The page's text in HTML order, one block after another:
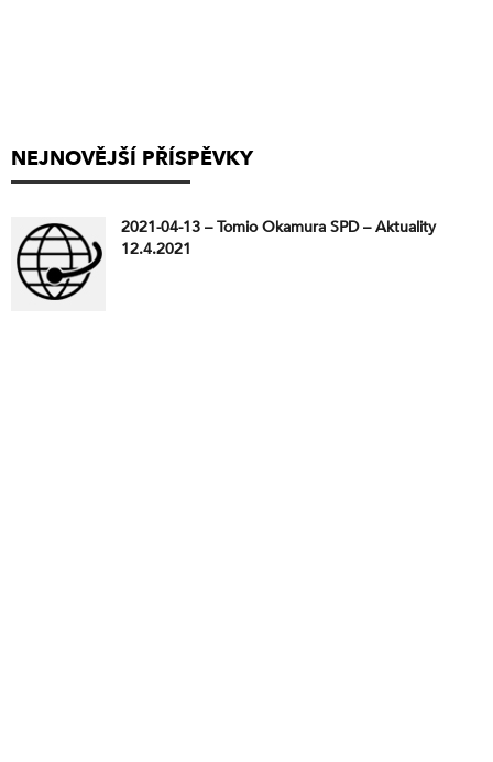
NEJNOVĚJŠÍ PŘÍSPĚVKY
2021-04-13 – Tomio Okamura SPD – Aktuality
12.4.2021